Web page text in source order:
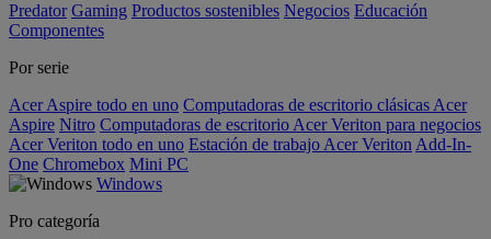
Predator Gaming Productos sostenibles Negocios Educación
Componentes
Por serie
Acer Aspire todo en uno Computadoras de escritorio clásicas Acer
Aspire Nitro Computadoras de escritorio Acer Veriton para negocios
Acer Veriton todo en uno Estación de trabajo Acer Veriton Add-In-
One Chromebox Mini PC
Windows
Pro categoría